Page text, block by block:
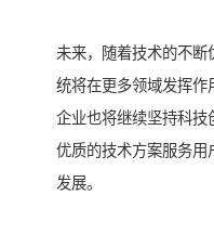
未来，随着技术的不断
统将在更多领域发挥作
企业也将继续坚持科技
优质的技术方案服务用
发展。